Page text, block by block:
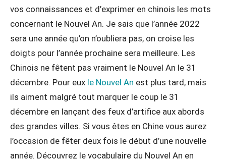
vos connaissances et d’exprimer en chinois les mots
concernant le Nouvel An. Je sais que l’année 2022
sera une année qu’on n’oubliera pas, on croise les
doigts pour l’année prochaine sera meilleure. Les
Chinois ne fêtent pas vraiment le Nouvel An le 31
décembre. Pour eux le Nouvel An est plus tard, mais
ils aiment malgré tout marquer le coup le 31
décembre en lançant des feux d’artifice aux abords
des grandes villes. Si vous êtes en Chine vous aurez
l’occasion de fêter deux fois le début d’une nouvelle
année. Découvrez le vocabulaire du Nouvel An en